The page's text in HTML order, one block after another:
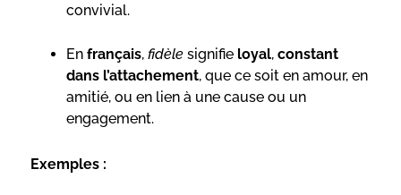
convivial.
En français, fidèle signifie loyal, constant
dans l’attachement, que ce soit en amour, en
amitié, ou en lien à une cause ou un
engagement.
Exemples :